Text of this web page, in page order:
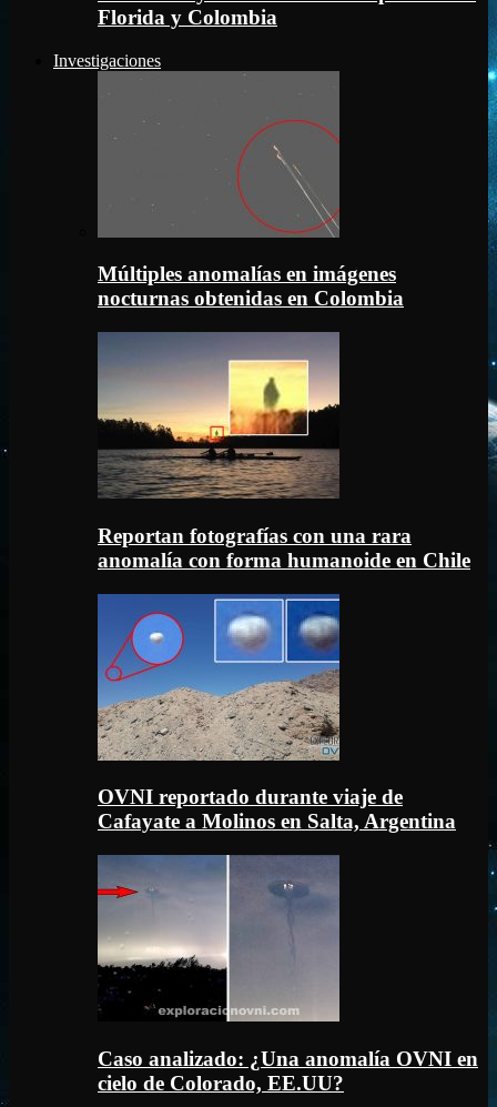
Florida y Colombia
Investigaciones
Múltiples anomalías en imágenes
nocturnas obtenidas en Colombia
Reportan fotografías con una rara
anomalía con forma humanoide en Chile
OVNI reportado durante viaje de
Cafayate a Molinos en Salta, Argentina
Caso analizado: ¿Una anomalía OVNI en
cielo de Colorado, EE.UU?